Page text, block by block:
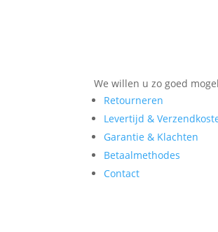
We willen u zo goed
Retourneren
Levertijd &
Garantie & Klachten
Betaalmethodes
Contact